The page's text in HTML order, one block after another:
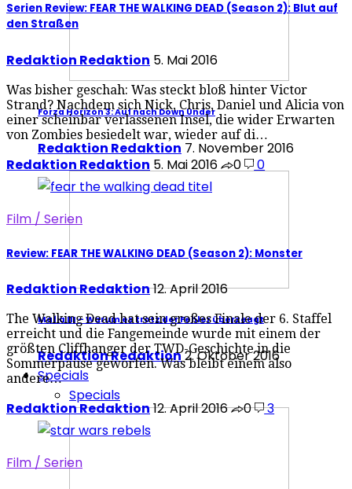
Forza Horizon 3: Auf nach Down Under
Redaktion Redaktion 7. November 2016
Mafia III – Warum es trotz der Fehler überzeugt
Redaktion Redaktion2. Oktober 2016
Specials
Specials
Serien Review: FEAR THE WALKING DEAD (Season 2): Blut auf
den Straßen
Redaktion Redaktion 5. Mai 2016
Was bisher geschah: Was steckt bloß hinter Victor
Strand? Nachdem sich Nick, Chris, Daniel und Alicia von
einer scheinbar verlassenen Insel, die wider Erwarten
von Zombies besiedelt war, wieder auf di…
Redaktion Redaktion 5. Mai 2016 0 0
Film / Serien
Review: FEAR THE WALKING DEAD (Season 2): Monster
Redaktion Redaktion12. April 2016
The Walking Dead hat sein großes Finale der 6. Staffel
erreicht und die Fangemeinde wurde mit einem der
größten Cliffhanger der TWD-Geschichte in die
Sommerpause geworfen. Was bleibt einem also
andere…
Redaktion Redaktion12. April 2016 0 3
Film / Serien